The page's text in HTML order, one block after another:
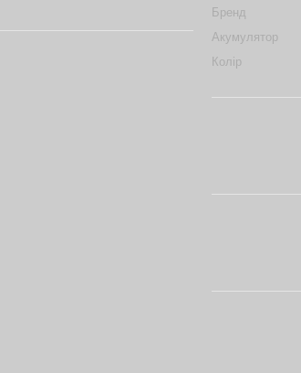
Бренд
Акумулятор
Колір